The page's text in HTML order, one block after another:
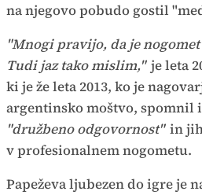
na njegovo pobudo gostil
"Mnogi pravijo, da je
Tudi jaz tako mislim," je leta
ki je že leta 2013, ko je
argentinsko moštvo, spomnil
"družbeno odgovornost" in
v profesionalnem nogometu.
Papeževa ljubezen do igre je